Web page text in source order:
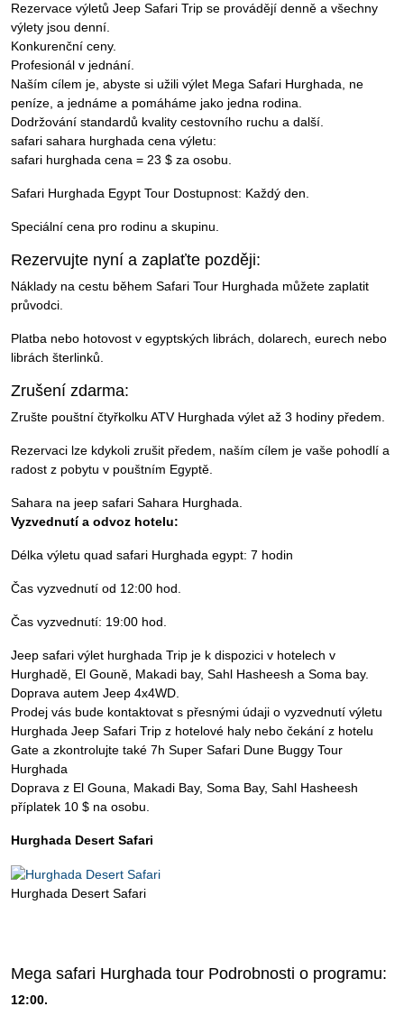
Rezervace výletů Jeep Safari Trip se provádějí denně a všechny
výlety jsou denní.
Konkurenční ceny.
Profesionál v jednání.
Naším cílem je, abyste si užili výlet Mega Safari Hurghada, ne
peníze, a jednáme a pomáháme jako jedna rodina.
Dodržování standardů kvality cestovního ruchu a další.
safari sahara hurghada cena výletu:
safari hurghada cena = 23 $ za osobu.
Safari Hurghada Egypt Tour Dostupnost: Každý den.
Speciální cena pro rodinu a skupinu.
Rezervujte nyní a zaplaťte později:
Náklady na cestu během Safari Tour Hurghada můžete zaplatit
průvodci.
Platba nebo hotovost v egyptských librách, dolarech, eurech nebo
librách šterlinků.
Zrušení zdarma:
Zrušte pouštní čtyřkolku ATV Hurghada výlet až 3 hodiny předem.
Rezervaci lze kdykoli zrušit předem, naším cílem je vaše pohodlí a
radost z pobytu v pouštním Egyptě.
Sahara na jeep safari Sahara Hurghada.
Vyzvednutí a odvoz hotelu:
Délka výletu quad safari Hurghada egypt: 7 hodin
Čas vyzvednutí od 12:00 hod.
Čas vyzvednutí: 19:00 hod.
Jeep safari výlet hurghada Trip je k dispozici v hotelech v
Hurghadě, El Gouně, Makadi bay, Sahl Hasheesh a Soma bay.
Doprava autem Jeep 4x4WD.
Prodej vás bude kontaktovat s přesnými údaji o vyzvednutí výletu
Hurghada Jeep Safari Trip z hotelové haly nebo čekání z hotelu
Gate a zkontrolujte také 7h Super Safari Dune Buggy Tour
Hurghada
Doprava z El Gouna, Makadi Bay, Soma Bay, Sahl Hasheesh
příplatek 10 $ na osobu.
Hurghada Desert Safari
Hurghada Desert Safari
Mega safari Hurghada tour Podrobnosti o programu:
12:00.